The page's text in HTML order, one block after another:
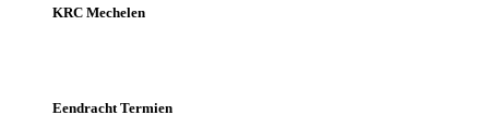
KRC Mechelen
Eendracht Termien